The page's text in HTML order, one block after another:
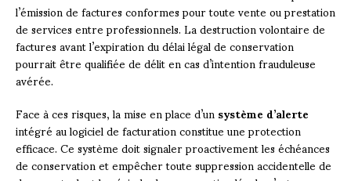
l’émission de factures conformes pour toute vente ou prestation
de services entre professionnels. La destruction volontaire de
factures avant l’expiration du délai légal de conservation
pourrait être qualifiée de délit en cas d’intention frauduleuse
avérée.
Face à ces risques, la mise en place d’unsystème d’alerte
intégré au logiciel de facturation constitue une protection
efficace. Ce système doit signaler proactivement les échéances
de conservation et empêcher toute suppression accidentelle de